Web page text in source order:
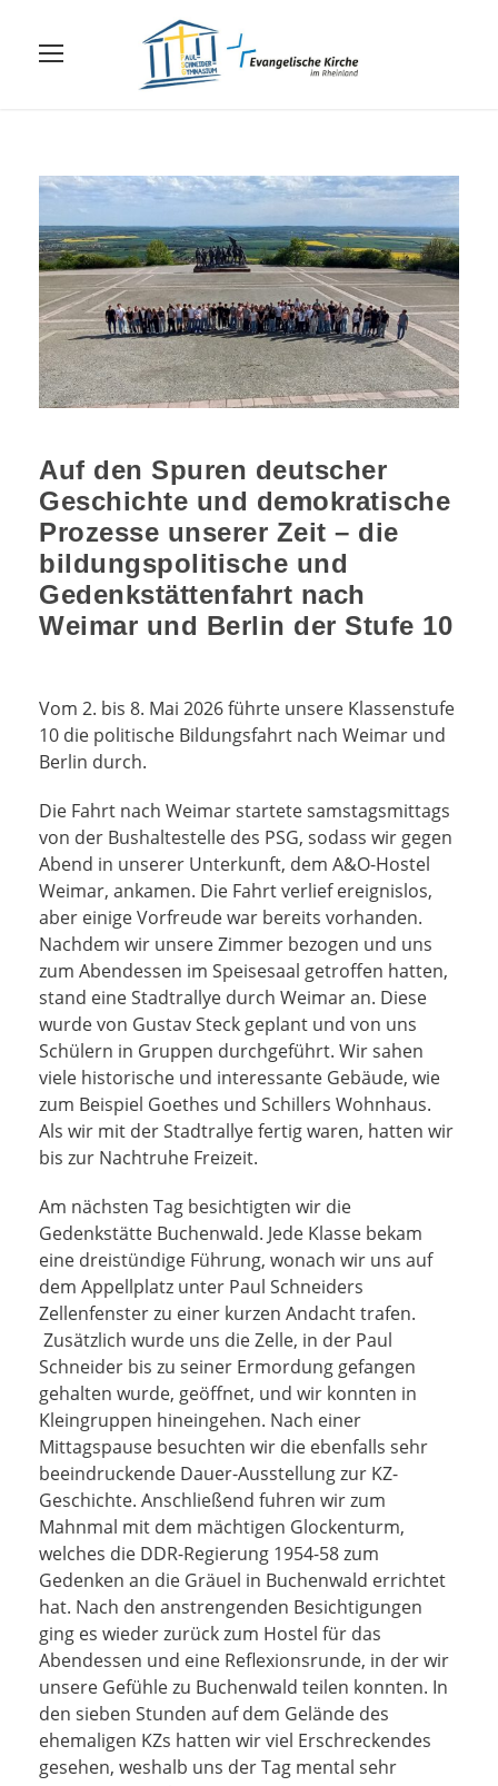
Auf den Spuren deutscher
Geschichte und demokratische
Prozesse unserer Zeit – die
bildungspolitische und
Gedenkstättenfahrt nach
Weimar und Berlin der Stufe 10
Vom 2. bis 8. Mai 2026 führte unsere Klassenstufe
10 die politische Bildungsfahrt nach Weimar und
Berlin durch.
Die Fahrt nach Weimar startete samstagsmittags
von der Bushaltestelle des PSG, sodass wir gegen
Abend in unserer Unterkunft, dem A&O-Hostel
Weimar, ankamen. Die Fahrt verlief ereignislos,
aber einige Vorfreude war bereits vorhanden.
Nachdem wir unsere Zimmer bezogen und uns
zum Abendessen im Speisesaal getroffen hatten,
stand eine Stadtrallye durch Weimar an. Diese
wurde von Gustav Steck geplant und von uns
Schülern in Gruppen durchgeführt. Wir sahen
viele historische und interessante Gebäude, wie
zum Beispiel Goethes und Schillers Wohnhaus.
Als wir mit der Stadtrallye fertig waren, hatten wir
bis zur Nachtruhe Freizeit.
Am nächsten Tag besichtigten wir die
Gedenkstätte Buchenwald. Jede Klasse bekam
eine dreistündige Führung, wonach wir uns auf
dem Appellplatz unter Paul Schneiders
Zellenfenster zu einer kurzen Andacht trafen.
Zusätzlich wurde uns die Zelle, in der Paul
Schneider bis zu seiner Ermordung gefangen
gehalten wurde, geöffnet, und wir konnten in
Kleingruppen hineingehen. Nach einer
Mittagspause besuchten wir die ebenfalls sehr
beeindruckende Dauer-Ausstellung zur KZ-
Geschichte. Anschließend fuhren wir zum
Mahnmal mit dem mächtigen Glockenturm,
welches die DDR-Regierung 1954-58 zum
Gedenken an die Gräuel in Buchenwald errichtet
hat. Nach den anstrengenden Besichtigungen
ging es wieder zurück zum Hostel für das
Abendessen und eine Reflexionsrunde, in der wir
unsere Gefühle zu Buchenwald teilen konnten. In
den sieben Stunden auf dem Gelände des
ehemaligen KZs hatten wir viel Erschreckendes
gesehen, weshalb uns der Tag mental sehr